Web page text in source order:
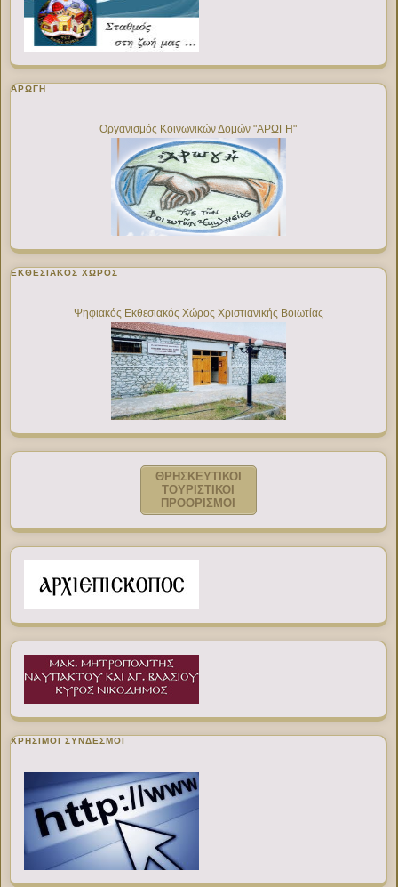
ΑΡΩΓΗ
Οργανισμός Κοινωνικών Δομών "ΑΡΩΓΗ"
ΕΚΘΕΣΙΑΚΌΣ ΧΏΡΟΣ
Ψηφιακός Εκθεσιακός Χώρος Χριστιανικής Βοιωτίας
ΘΡΗΣΚΕΥΤΙΚΟΙ
ΤΟΥΡΙΣΤΙΚΟΙ
ΠΡΟΟΡΙΣΜΟΙ
ΧΡΉΣΙΜΟΙ ΣΎΝΔΕΣΜΟΙ